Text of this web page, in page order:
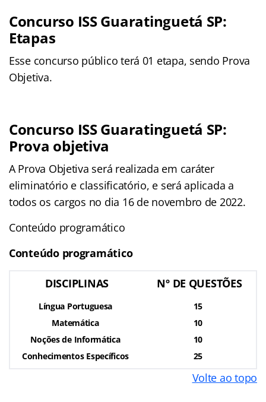
Concurso ISS Guaratinguetá SP:
Etapas
Esse concurso público terá 01 etapa, sendo Prova
Objetiva.
Concurso ISS Guaratinguetá SP:
Prova objetiva
A Prova Objetiva será realizada em caráter
eliminatório e classificatório, e será aplicada a
todos os cargos no dia 16 de novembro de 2022.
Conteúdo programático
Conteúdo programático
DISCIPLINAS Nº DE QUESTÕES
Língua Portuguesa
Matemática
Noções de Informática
Conhecimentos Específicos
15
10
10
25
Volte ao topo